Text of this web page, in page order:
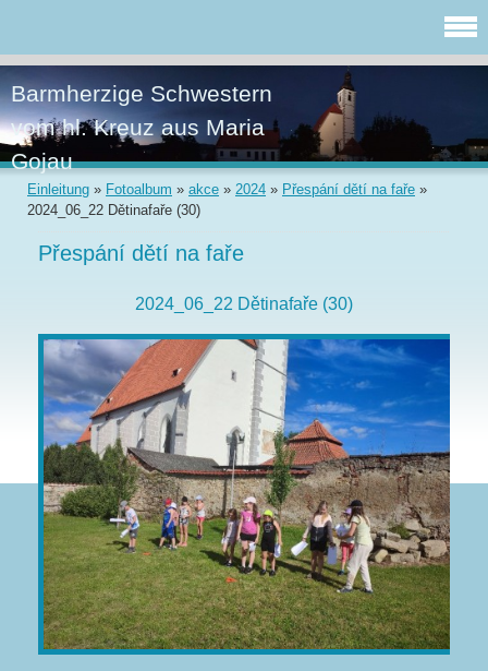
Barmherzige Schwestern
vom hl. Kreuz aus Maria
Gojau
Einleitung » Fotoalbum » akce » 2024 » Přespání dětí na faře »
2024_06_22 Dětinafaře (30)
Přespání dětí na faře
2024_06_22 Dětinafaře (30)